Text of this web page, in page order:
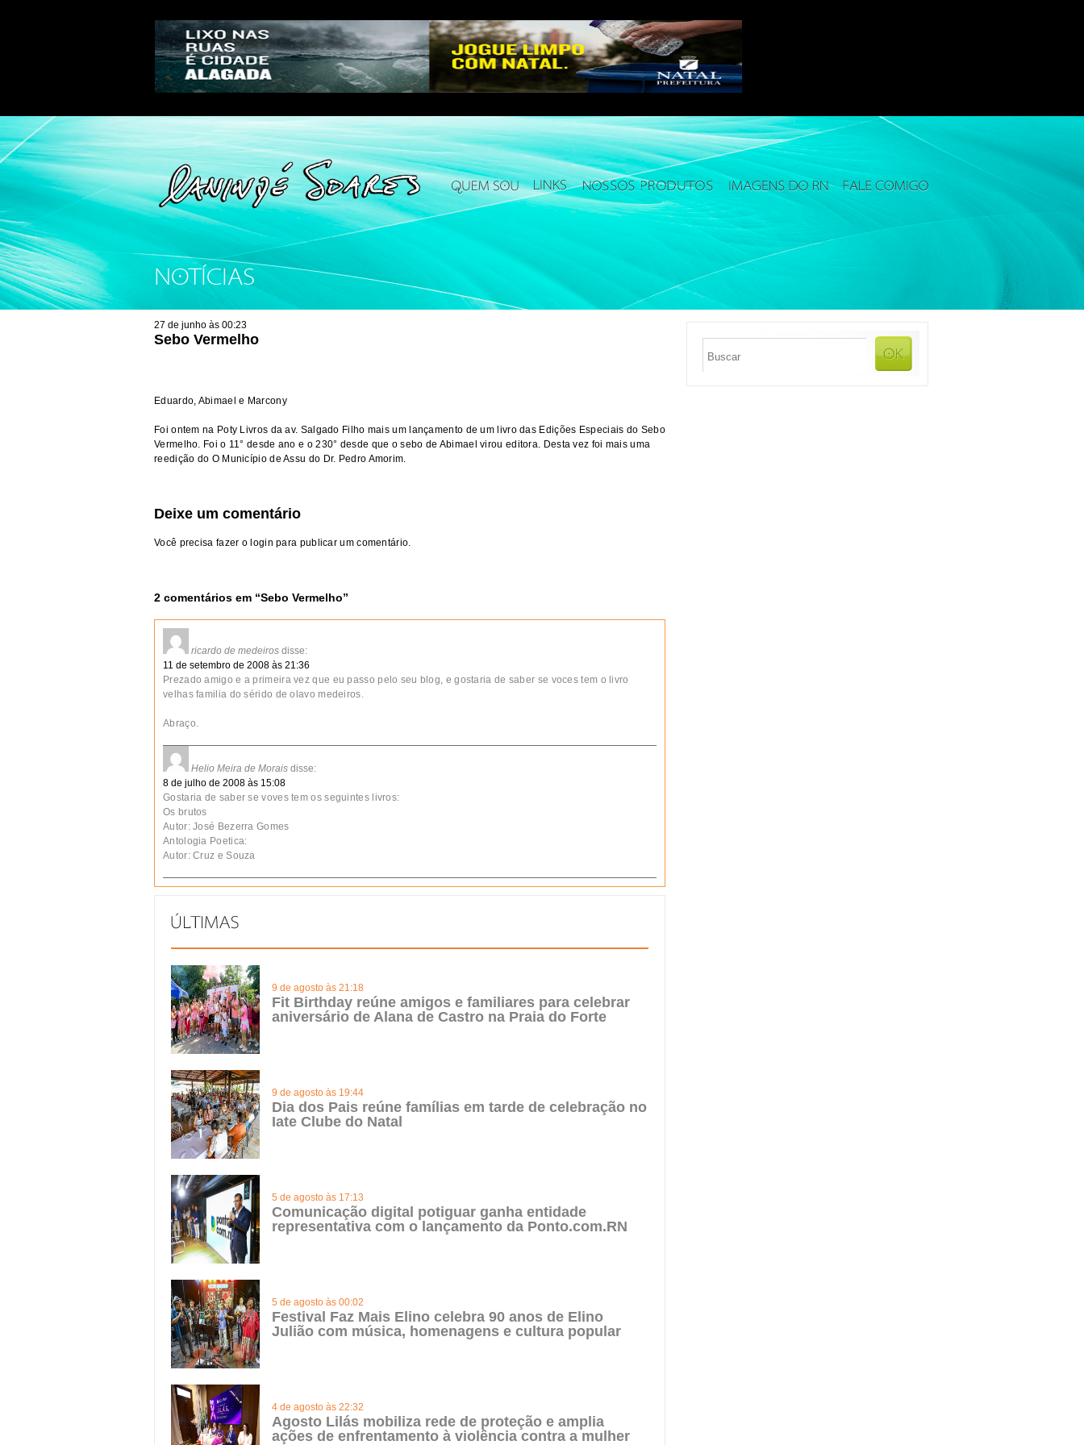
NOTÍCIAS
27 de junho às 00:23
Sebo Vermelho
Eduardo, Abimael e Marcony
Foi ontem na Poty Livros da av. Salgado Filho mais um lançamento de um livro das Edições Especiais do Sebo
Vermelho. Foi o 11° desde ano e o 230° desde que o sebo de Abimael virou editora. Desta vez foi mais uma
reedição do O Município de Assu do Dr. Pedro Amorim.
Deixe um comentário
Você precisa fazer o login para publicar um comentário.
2 comentários em “Sebo Vermelho”
ricardo de medeiros disse:
11 de setembro de 2008 às 21:36
Prezado amigo e a primeira vez que eu passo pelo seu blog, e gostaria de saber se voces tem o livro
velhas familia do sérido de olavo medeiros.
Abraço.
Helio Meira de Morais disse:
8 de julho de 2008 às 15:08
Gostaria de saber se voves tem os seguintes livros:
Os brutos
Autor: José Bezerra Gomes
Antologia Poetica:
Autor: Cruz e Souza
9 de agosto às 21:18
Fit Birthday reúne amigos e familiares para celebrar
aniversário de Alana de Castro na Praia do Forte
9 de agosto às 19:44
Dia dos Pais reúne famílias em tarde de celebração no
Iate Clube do Natal
5 de agosto às 17:13
Comunicação digital potiguar ganha entidade
representativa com o lançamento da Ponto.com.RN
5 de agosto às 00:02
Festival Faz Mais Elino celebra 90 anos de Elino
Julião com música, homenagens e cultura popular
4 de agosto às 22:32
Agosto Lilás mobiliza rede de proteção e amplia
ações de enfrentamento à violência contra a mulher